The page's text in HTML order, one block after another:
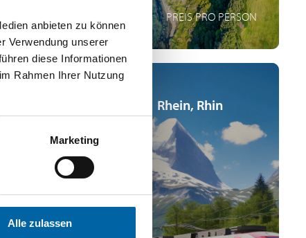
anbieten zu können
Verwendung unserer
diese Informationen
Rahmen Ihrer Nutzung
Marketing
Alle zulassen
PREIS PRO PERSON
Rhein, Rhin